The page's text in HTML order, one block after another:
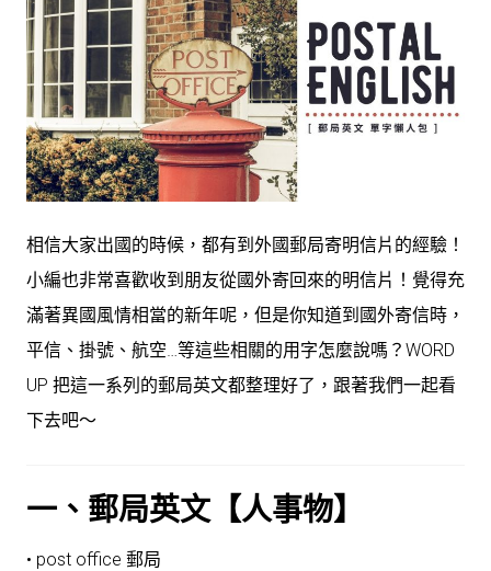
相信大家出國的時候，都有到外國郵局寄明信片的經驗！
小編也非常喜歡收到朋友從國外寄回來的明信片！覺得充
滿著異國風情相當的新年呢，但是你知道到國外寄信時，
平信、掛號、航空…等這些相關的用字怎麼說嗎？WORD
UP 把這一系列的郵局英文都整理好了，跟著我們一起看
下去吧～
一、郵局英文【人事物】
• post office 郵局